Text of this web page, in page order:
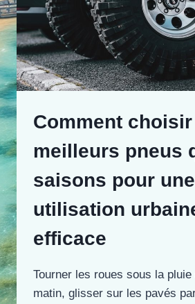
Comment
meilleurs pneus
saisons pour une
utilisation
efficace
Tourner les roues sous la
matin, glisser sur les pavés